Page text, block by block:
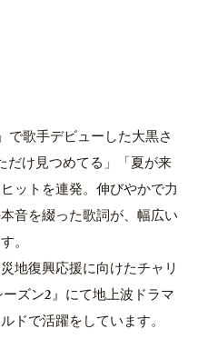
歌手デビューした大黒さ
け見つめてる」「夏が来
ットを連発。伸びやかで力
音を綴った歌詞が、幅広い
。
地復興応援に向けたチャリ
ズン2』にて地上波ドラマ
ドで活躍をしています。